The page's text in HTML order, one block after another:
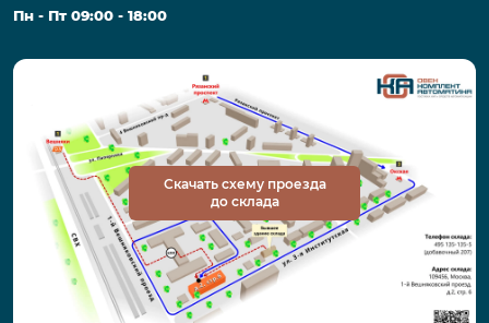
Пн - Пт 09:00 - 18:00
Скачать схему проезда
до склада